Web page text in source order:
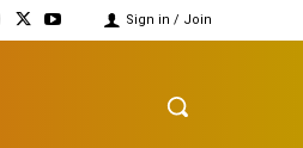
Sign in / Join